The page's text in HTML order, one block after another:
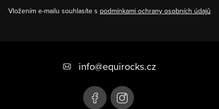
Vložením e-mailu souhlasíte s podmínkami ochrany osobních údajů
info@equirocks.cz